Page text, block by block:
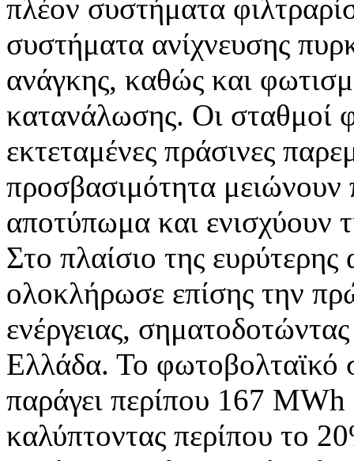
πλέον συστήματα
συστήματα ανίχνευσης
ανάγκης, καθώς και
κατανάλωσης. Οι σταθμοί
εκτεταμένες πράσινες
προσβασιμότητα μειώνουν
αποτύπωμα και ενισχύουν
Στο πλαίσιο της
ολοκλήρωσε επίσης την
ενέργειας,
Ελλάδα. Το φωτοβολταϊκό
παράγει περίπου 167 MWh
καλύπτοντας περίπου το